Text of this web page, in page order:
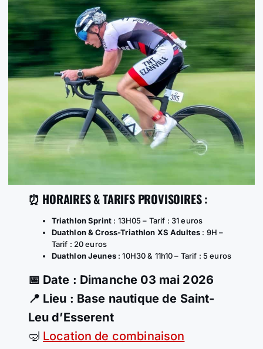
⏰ HORAIRES & TARIFS PROVISOIRES :
Triathlon Sprint : 13H05 – Tarif : 31 euros
Duathlon & Cross-Triathlon XS Adultes : 9H –
Tarif : 20 euros
Duathlon Jeunes: 10H30 & 11h10 – Tarif : 5 euros
📅 Date : Dimanche 03 mai 2026
📍 Lieu : Base nautique de Saint-
Leu d’Esserent
🤿 Location de combinaison